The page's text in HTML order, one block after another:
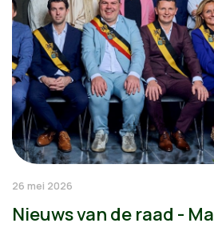
26 mei 2026
Nieuws van de raad -